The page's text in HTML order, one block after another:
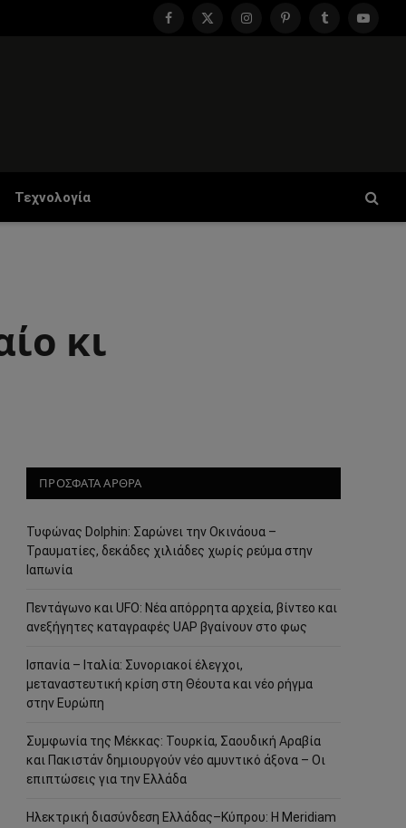
Facebook
X
InstagramPinterestTumblr
Τεχνολογία
κι
ΠΡΟΣΦΑΤΑ ΑΡΘΡΑ
Τυφώνας Dolphin: Σαρώνει την Οκινάουα –
Τραυματίες, δεκάδες χιλιάδες χωρίς ρεύμα στην
Ιαπωνία
Πεντάγωνο και UFO: Νέα απόρρητα αρχεία, βίντεο και
ανεξήγητες καταγραφές UAP βγαίνουν στο φως
Ισπανία – Ιταλία: Συνοριακοί έλεγχοι,
μεταναστευτική κρίση στη Θέουτα και νέο ρήγμα
στην Ευρώπη
Συμφωνία της Μέκκας: Τουρκία, Σαουδική Αραβία
και Πακιστάν δημιουργούν νέο αμυντικό άξονα – Οι
επιπτώσεις για την Ελλάδα
Ηλεκτρική διασύνδεση Ελλάδας–Κύπρου: Η Meridiam